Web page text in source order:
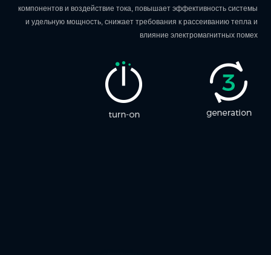
компонентов и воздействие тока, повышает эффективность системы
и удельную мощность, снижает требования к рассеиванию тепла и
влияние электромагнитных помех